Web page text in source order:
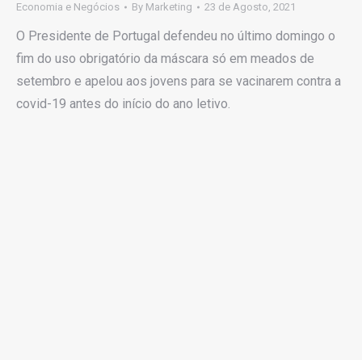
Economia e Negócios By Marketing 23 de Agosto, 2021
O Presidente de Portugal defendeu no último domingo o
fim do uso obrigatório da máscara só em meados de
setembro e apelou aos jovens para se vacinarem contra a
covid-19 antes do início do ano letivo.